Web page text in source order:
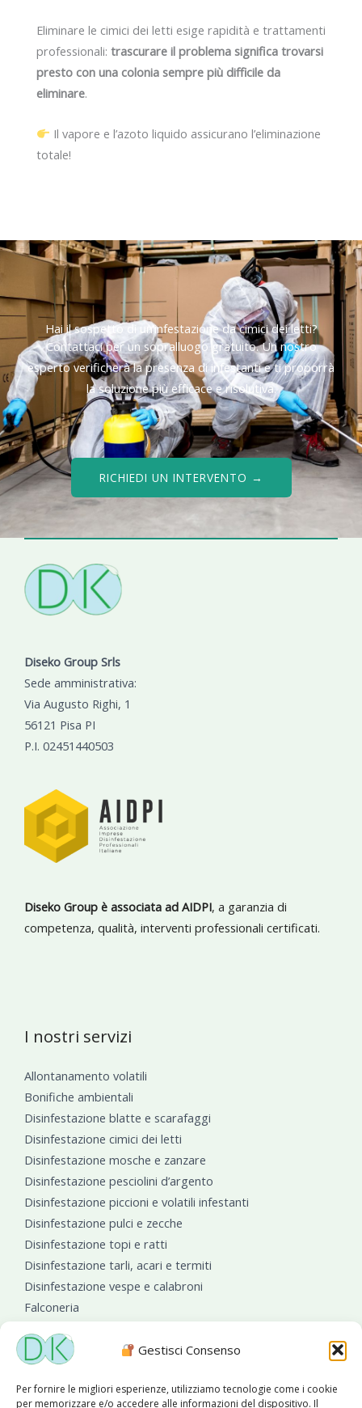
Gestisci Consenso
Per fornire le migliori esperienze, utilizziamo tecnologie come i cookie
per memorizzare e/o accedere alle informazioni del dispositivo. Il
Eliminare le cimici dei letti esige rapidità e trattamenti
professionali: trascurare il problema significa trovarsi
presto con una colonia sempre più difficile da
eliminare.
Il vapore e l’azoto liquido assicurano l’eliminazione
totale!
Hai il sospetto di un’infestazione da cimici dei letti?
Contattaci per un sopralluogo gratuito. Un nostro
esperto verificherà la presenza di infestanti e ti proporrà
la soluzione più efficace e risolutiva.
RICHIEDI UN INTERVENTO →
Diseko Group Srls
Sede amministrativa:
Via Augusto Righi, 1
56121 Pisa PI
P.I. 02451440503
Diseko Group è associata ad AIDPI, a garanzia di
competenza, qualità, interventi professionali certificati.
I nostri servizi
Allontanamento volatili
Bonifiche ambientali
Disinfestazione blatte e scarafaggi
Disinfestazione cimici dei letti
Disinfestazione mosche e zanzare
Disinfestazione pesciolini d’argento
Disinfestazione piccioni e volatili infestanti
Disinfestazione pulci e zecche
Disinfestazione topi e ratti
Disinfestazione tarli, acari e termiti
Disinfestazione vespe e calabroni
Falconeria